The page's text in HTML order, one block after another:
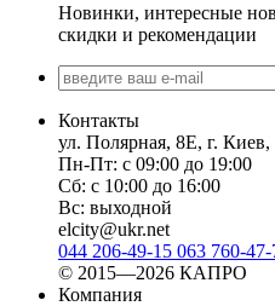
Новинки, интересные
скидки и рекомендации
Контакты
ул. Полярная, 8Е, г. Киев,
Пн-Пт: с 09:00 до 19:00
Сб: с 10:00 до 16:00
Вс: выходной
elcity@ukr.net
044 206-49-15 063 760-47-
© 2015—2026 КАПРО
Компания